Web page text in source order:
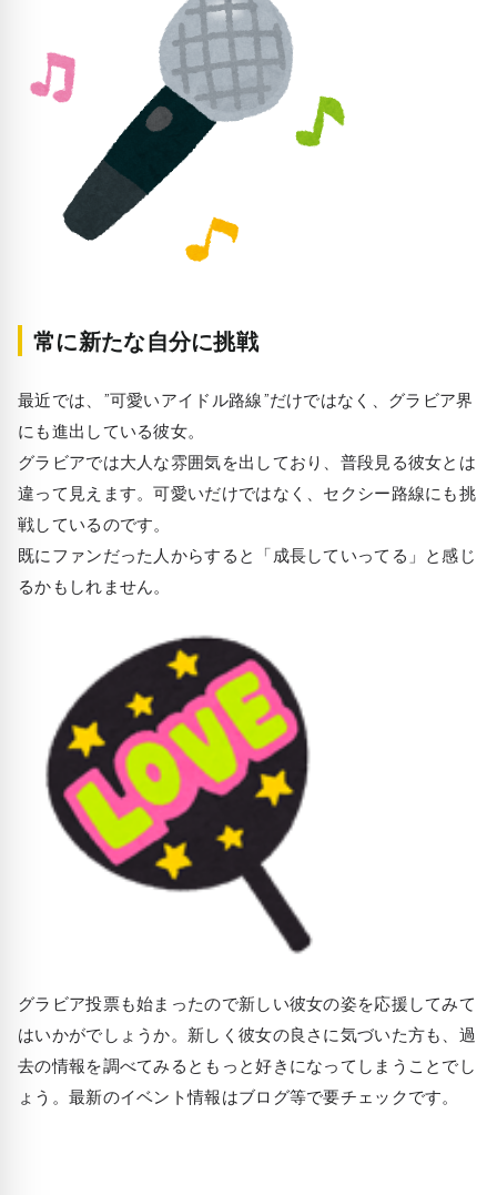
常に新たな自分に挑戦
最近では、”可愛いアイドル路線”だけではなく、グラビア界
にも進出している彼女。
グラビアでは大人な雰囲気を出しており、普段見る彼女とは
違って見えます。可愛いだけではなく、セクシー路線にも挑
戦しているのです。
既にファンだった人からすると「成長していってる」と感じ
るかもしれません。
グラビア投票も始まったので新しい彼女の姿を応援してみて
はいかがでしょうか。新しく彼女の良さに気づいた方も、過
去の情報を調べてみるともっと好きになってしまうことでし
ょう。最新のイベント情報はブログ等で要チェックです。